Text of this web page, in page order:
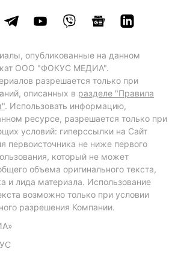
опубликованные на данном
ООО "ФОКУС МЕДИА".
разрешается только при
описанных в разделе "Правила
. Использовать информацию,
ресурсе, разрешается только при
условий: гиперссылки на Сайт
первоисточника не ниже первого
который не может
объема оригинального текста,
и лида материала. Использование
возможно только при условии
разрешения Компании.